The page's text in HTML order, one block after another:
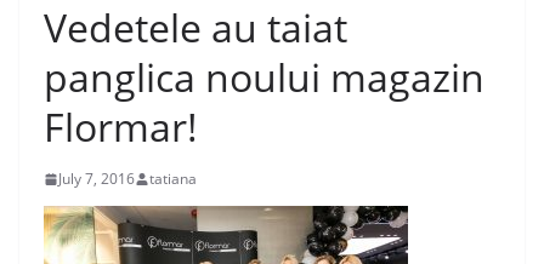
Vedetele au taiat
panglica noului magazin
Flormar!
July 7, 2016 tatiana